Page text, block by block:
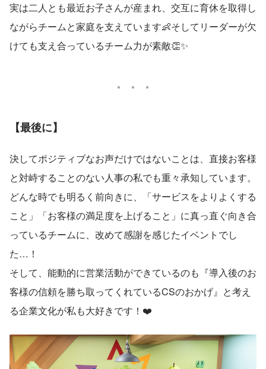
実は二人とも最近お子さんが産まれ、交互に育休を取得し
ながらチームと家庭を支えています👶そしてリーダーが欠
けても支え合っているチーム力が素敵👏✨
【最後に】
決してポジティブなお声だけではないことは、直接お客様
と対峙することのない人事の私でも重々承知しています。
どんな時でも明るく前向きに、「サービスをよりよくする
こと」「お客様の満足度を上げること」に真っ直ぐ向き合
っているチームに、改めて感謝を感じたイベントでし
た…！
そして、能動的に営業活動ができているのも『導入後のお
客様の信頼を勝ち取ってくれているCSのおかげ』と考え
る企業文化が私も大好きです！❤️